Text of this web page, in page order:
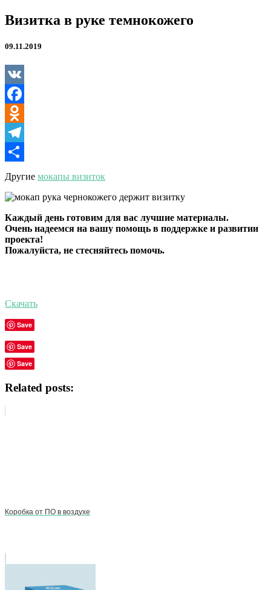
Визитка
в
темнокожего
Визитка в руке темнокожего
09.11.2019
VK
Facebook
Odnoklassniki
Telegram
Отправить
Другие мокапы визиток
Каждый день готовим для вас лучшие материалы.
Очень надеемся на вашу помощь в поддержке и развитии
проекта!
Пожалуйста, не стесняйтесь помочь.
Скачать
Save
Save
Save
Related posts:
Коробка от ПО в воздухе